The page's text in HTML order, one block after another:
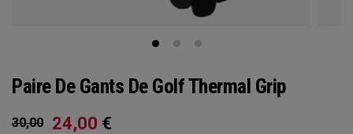
Paire De Gants De Golf Thermal Grip
30,00 24,00 €